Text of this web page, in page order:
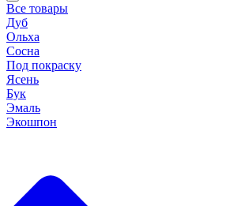
Все товары
Дуб
Ольха
Сосна
Под покраску
Ясень
Бук
Эмаль
Экошпон